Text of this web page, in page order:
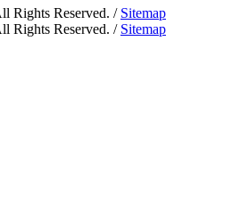
Rights Reserved. / Sitemap
Rights Reserved. / Sitemap